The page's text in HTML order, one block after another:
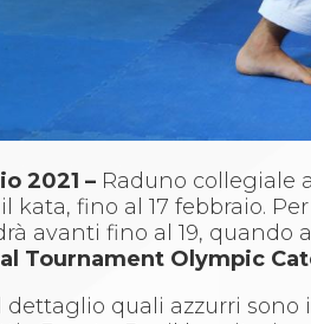
FIJLKAM
Fotografica
Video
Partners
trasparente
Avvisi
2021 – Raduno collegiale
kata, fino al 17 febbraio.
avanti fino al 19,
Tournament Olympic
dettaglio quali azzurri